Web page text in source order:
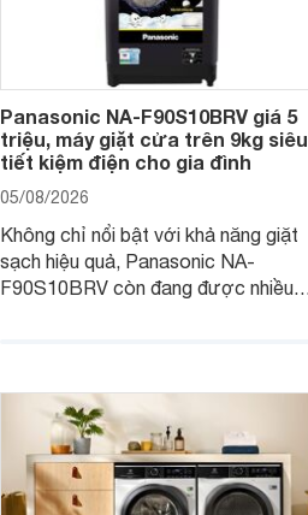
Panasonic NA-F90S10BRV giá 5
triệu, máy giặt cửa trên 9kg siêu
tiết kiệm điện cho gia đình
05/08/2026
Không chỉ nổi bật với khả năng giặt
sạch hiệu quả, Panasonic NA-
F90S10BRV còn đang được nhiều
giặt cửa trên 9kg.